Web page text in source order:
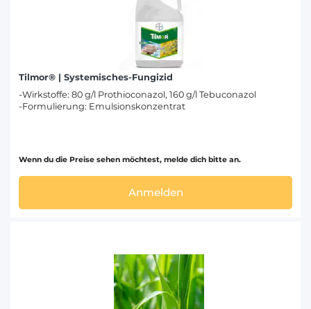
Tilmor® | Systemisches-Fungizid
-Wirkstoffe: 80 g/l Prothioconazol, 160 g/l Tebuconazol
-Formulierung: Emulsionskonzentrat
Wenn du die Preise sehen möchtest, melde dich bitte an.
Anmelden